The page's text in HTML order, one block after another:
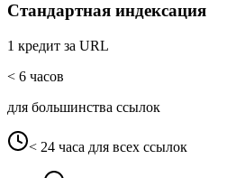
Стандартная индексация
1 кредит за URL
< 6 часов
для большинства ссылок
< 24 часа для всех ссылок